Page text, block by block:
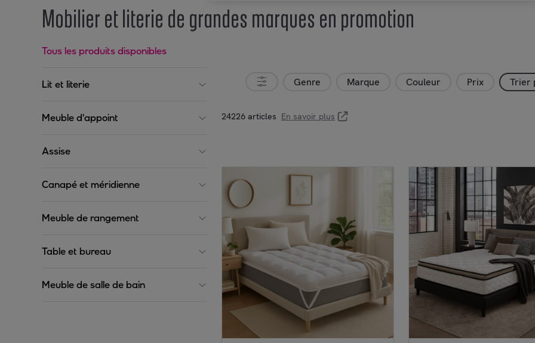
Mobilier et literie de grandes marques en promotion
Tous les produits disponibles
Lit et literie
Meuble d'appoint
Assise
Canapé et méridienne
Meuble de rangement
Table et bureau
Meuble de salle de bain
Genre Marque Couleur Prix Trier
24226 articles En savoir plus